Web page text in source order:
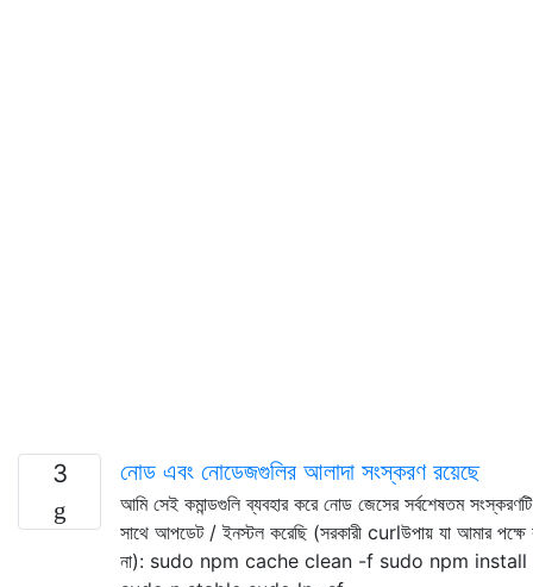
3 নোড এবং নোডেজগুলির আলাদা সংস্করণ রয়েছে
আমি সেই কমান্ডগুলি ব্যবহার করে নোড জেসের সর্বশেষতম
সাথে আপডেট / ইনস্টল করেছি (সরকারী curlউপায় যা আমার পক্ষে
না): sudo npm cache clean -f sudo npm